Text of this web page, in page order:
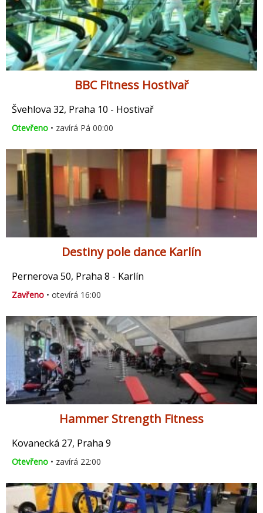
BBC Fitness Hostivař
Švehlova 32, Praha 10 - Hostivař
Otevřeno • zavírá Pá 00:00
Destiny pole dance Karlín
Pernerova 50, Praha 8 - Karlín
Zavřeno • otevírá 16:00
Hammer Strength Fitness
Kovanecká 27, Praha 9
Otevřeno • zavírá 22:00